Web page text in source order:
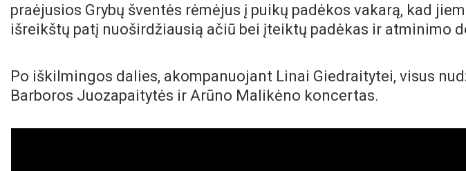
praėjusios Grybų šventės rėmėjus į puikų padėkos vakarą, kad
išreikštų patį nuoširdžiausią ačiū bei įteiktų padėkas ir atminimo
Po iškilmingos dalies, akompanuojant Linai Giedraitytei, visus
Barboros Juozapaitytės ir Arūno Malikėno koncertas.